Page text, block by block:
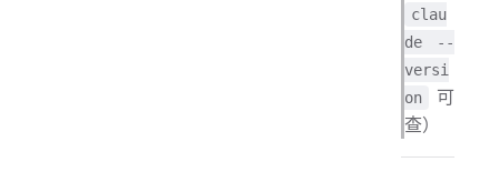
clau
de --
versi
on
可
查）